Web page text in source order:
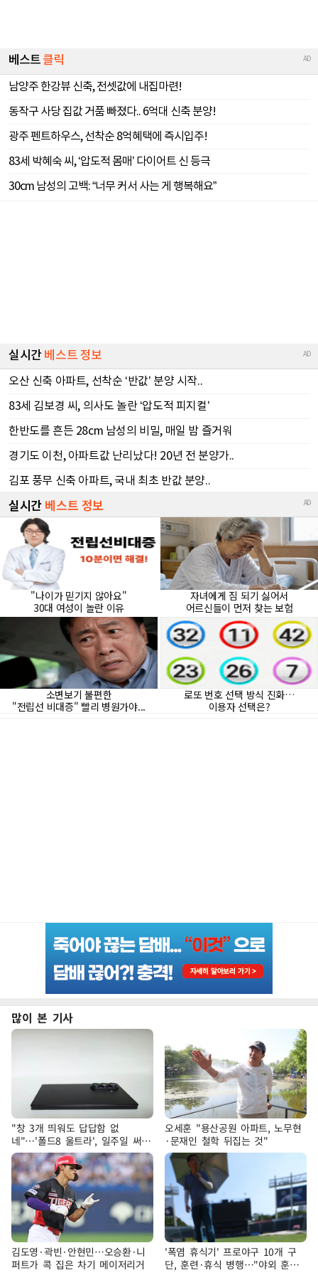
많이 본 기사
"창 3개 띄워도 답답함 없
네"…'폴드8 울트라', 일주일 써보
니
오세훈 "용산공원 아파트, 노무현
·문재인 철학 뒤집는 것"
김도영·곽빈·안현민…오승환·니
퍼트가 콕 집은 차기 메이저리거
'폭염 휴식기' 프로야구 10개 구
단, 훈련·휴식 병행…"야외 훈련